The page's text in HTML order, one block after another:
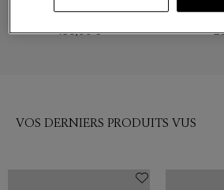
450,00 €
VOS DERNIERS PRODUITS VUS